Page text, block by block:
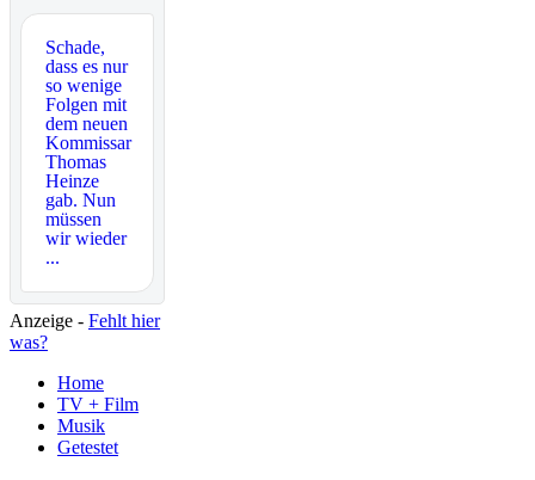
Schade,
dass es nur
so wenige
Folgen mit
dem neuen
Kommissar
Thomas
Heinze
gab. Nun
müssen
wir wieder
...
Anzeige - Fehlt hier
was?
Home
TV + Film
Musik
Getestet